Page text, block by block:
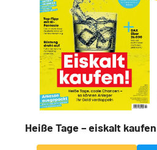
Heiße Tage – eiskalt